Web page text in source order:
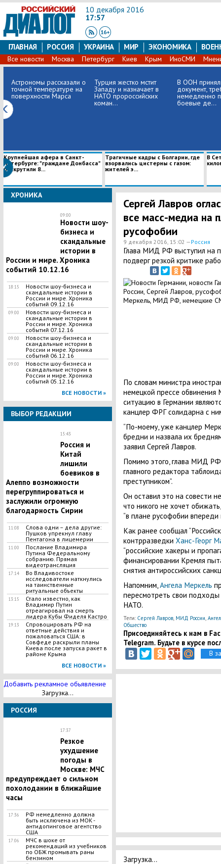
10 декабря 2016
17:57
ГЛАВНАЯ РОССИЯ УКРАИНА МИР ЭКОНОМИКА
Все новости Москва Петербург Киев Крым ИноСМИ
Астрономы рассказали о
точной температуре на
поверхности Марса
Турция жестко мстит
Западу и назначает в
НАТО пророссийских
коман...
В ООН
документ,
немедленно
боевые де...
​Крупнейшая афера в Санкт-
Петербурге: "граждане Донбасса"
раскрутили 8...
Трагичные кадры с Болгарии, где
взорвались цистерны с газом:
жителей э...
В
ХРОНИКА
09:00
Новости шоу-
бизнеса и
скандальные
истории в
России и мире. Хроника
событий 10.12.16
18:15
Новости шоу-бизнеса и
скандальные истории в
России и мире. Хроника
событий 09.12.16
09:00
Новости шоу-бизнеса и
скандальные истории в
России и мире. Хроника
событий 07.12.16
09:00
Новости шоу-бизнеса и
скандальные истории в
России и мире. Хроника
событий 06.12.16
09:00
Новости шоу-бизнеса и
скандальные истории в
России и мире. Хроника
событий 05.12.16
ВСЕ НОВОСТИ »
ВЫБОР РЕДАКЦИИ
15:43
Россия и
Китай
лишили
боевиков в
Алеппо возможности
перегруппироваться и
заслужили огромную
благодарность Сирии
11:08
Слова одни – дела другие:
Пушков упрекнул главу
Пентагона в лицемерии
11:00
Послание Владимира
Путина Федеральному
собранию. Прямая
видеотрансляция
17:14
Во Владивостоке
исследователи наткнулись
на таинственные
ритуальные объекты
13:15
Стало известно, как
Владимир Путин
отреагировал на смерть
лидера Кубы Фиделя Кастро
19:13
Спровоцировать РФ на
ответные действия и
пожаловаться США: в
Совфеде раскрыли планы
Киева после запуска ракет в
районе Крыма
ВСЕ НОВОСТИ »
Добавить рекламное обьявление
Загрузка...
РОССИЯ
17:37
​Резкое
ухудшение
погоды в
Москве: МЧС
предупреждает о сильном
похолодании в ближайшие
часы
17:36
РФ немедленно должна
быть исключена из МОК -
антидопинговое агентство
США
17:06
МЧС в шоке от
рекомендаций из учебников
по ОБЖ промывать раны
бензином
Сергей Лавров
все масс-медиа на
русофобии
9 декабря 2016, 15:02 —Россия
Глава МИД РФ выступил на
подверг резкой критике
По словам министра
немецкой прессе обвинения
ситуацию в Германии
канцлер ФРГ солидарна с
“По-моему, уже канцлер
бредни и назвала их
заявил Сергей Лавров.
Помимо этого, глава МИД
главного редактора
преступником”.
Он оставил это на совести
что никого не хочет
“в плане русофобии впереди
Как ранее сообщал
контрразведки Ханс-Георг
“российские хакеры и
финансировании Кремля
снятия антироссийских
Напомним, Ангела Меркель
пересмотреть свои
НАТО.
Теги: Сергей Лавров, МИД России
Общество
Присоединяйтесь к нам в
Telegram. Будьте в курсе
В
Загрузка...